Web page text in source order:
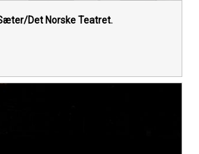
Det Norske Teatret.